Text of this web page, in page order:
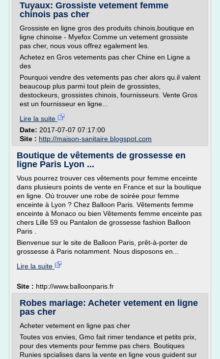
Tuyaux: Grossiste vetement femme
chinois pas cher
Grossiste en ligne gros des produits chinois,boutique en
ligne chinoise - Myefox Comme un vetement grossiste
pas cher, nous vous offrez egalement les.
Achetez en Gros vetements pas cher Chine en Ligne a
des
Pourquoi vendre des vetements pas cher alors qu.il valent
beaucoup plus parmi tout plein de grossistes,
destockeurs, grossistes chinois, fournisseurs. Vente Gros
est un fournisseur en ligne...
Lire la suite
Date: 2017-07-07 07:17:00
Site : http://maison-sanitaire.blogspot.com
Boutique de vêtements de grossesse en
ligne Paris Lyon ...
Vous pourrez trouver ces vêtements pour femme enceinte
dans plusieurs points de vente en France et sur la boutique
en ligne. Où trouver une robe de soirée pour femme
enceinte à Lyon ? Chez Balloon Paris. Vêtements femme
enceinte à Monaco ou bien Vêtements femme enceinte pas
chers Lille 59 ou Pantalon de grossesse fashion Balloon
Paris .
Bienvenue sur le site de Balloon Paris, prêt-à-porter de
grossesse à Paris notamment. Nous disposons en...
Lire la suite
Site : http://www.balloonparis.fr
Robes mariage: Acheter vetement en ligne
pas cher
Acheter vetement en ligne pas cher
Toutes vos envies, Gmo fait rimer tendance et petits prix,
pour des vtements pour femme pas chers. Boutiques
Runies spcialises dans la vente en ligne vous guident sur